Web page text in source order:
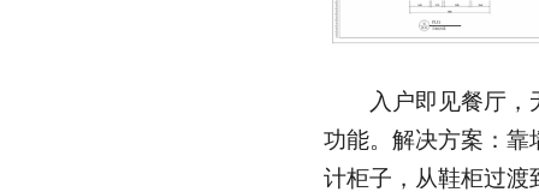
入户即见餐厅，
功能。解决方案：靠
计柜子，从鞋柜过渡